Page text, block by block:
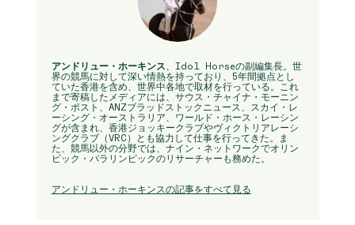
アンドリュー・ホーキンス 、Idol Horseの副編集長。世
界の競馬に対して深い情熱を持っており、5年間拠点とし
ていた香港を含め、世界中各地で取材を行っている。これ
まで寄稿したメディアには、サウス・チャイナ・モーニン
グ・ポスト、ANZブラッドストックニュース、スカイ・レ
ーシング・オーストラリア、ワールド・ホース・レーシン
グが含まれ、香港ジョッキークラブやヴィクトリアレーシ
ングクラブ（VRC）とも協力して仕事を行ってきた。ま
た、競馬以外の分野では、ナイン・ネットワークでオリン
ピック・パラリンピックのリサーチャーも務めた。
アンドリュー・ホーキンスの記事をすべて見る